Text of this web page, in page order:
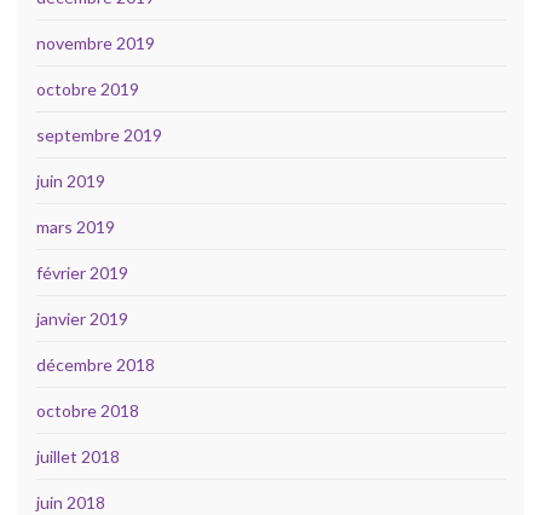
novembre 2019
octobre 2019
septembre 2019
juin 2019
mars 2019
février 2019
janvier 2019
décembre 2018
octobre 2018
juillet 2018
juin 2018